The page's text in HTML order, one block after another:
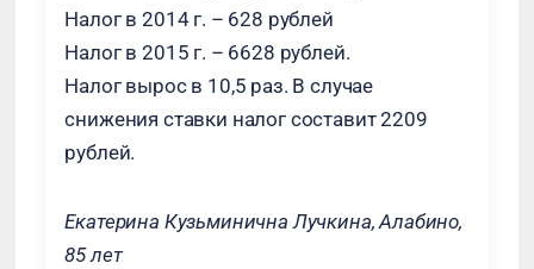
Налог в 2014 г. – 628 рублей
Налог в 2015 г. – 6628 рублей.
Налог вырос в 10,5 раз. В случае
снижения ставки налог составит 2209
рублей.
Екатерина Кузьминична Лучкина, Алабино,
85 лет